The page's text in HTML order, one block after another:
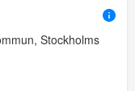
Stockholms